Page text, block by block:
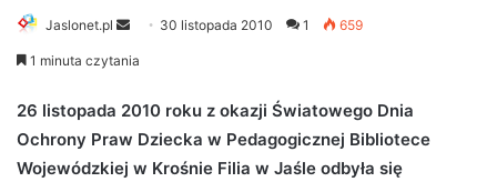
Jaslonet.pl
e
d
a
30 listopada 2010 1 659
1 minuta czytania
26 listopada 2010 roku z okazji Światowego Dnia
Ochrony Praw Dziecka w Pedagogicznej Bibliotece
Wojewódzkiej w Krośnie Filia w Jaśle odbyła się